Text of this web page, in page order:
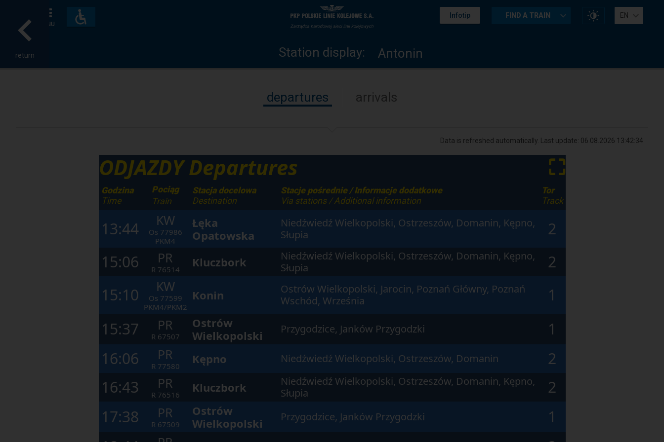
return
MENU
Accessibility
and
Infotip FIND A TRAIN
Change
website
EN
Station
display
Home
page
Station display: Antonin
departures arrivals
Data is refreshed automatically. Last update: 06.08.2026 13:42:34
ODJAZDY Departures ⛶
Godzina
Time
Pociąg
Train
Stacja docelowa
Destination
Stacje pośrednie / Informacje dodatkowe
Via stations / Additional information
Tor
Track
13:44 KW
Os 77986
PKM4
Łęka
Opatowska
Niedźwiedź Wielkopolski, Ostrzeszów, Domanin, Kępno,
Słupia
2
15:06
PR
R 76514 Kluczbork
Niedźwiedź Wielkopolski, Ostrzeszów, Domanin, Kępno,
Słupia
2
15:10
KW
Os 77599
PKM4/PKM2
Konin
Ostrów Wielkopolski, Jarocin, Poznań Główny, Poznań
Wschód, Września
1
15:37
PR
R 67507
Ostrów
Wielkopolski
Przygodzice, Janków Przygodzki
1
16:06
PR
R 77580 Kępno Niedźwiedź Wielkopolski, Ostrzeszów, Domanin
2
16:43
PR
R 76516 Kluczbork
Niedźwiedź Wielkopolski, Ostrzeszów, Domanin, Kępno,
Słupia
2
17:38
PR
R 67509
Ostrów
Wielkopolski
Przygodzice, Janków Przygodzki
1